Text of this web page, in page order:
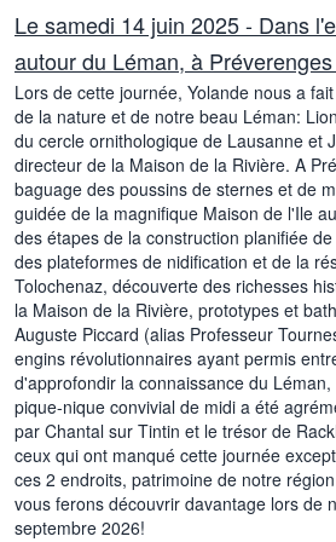
Le samedi 14 juin 2025 - Dans
autour du Léman, à
Lors de cette journée, Yolande nous a
de la nature et de notre beau Léman:
du cercle ornithologique de Lausanne et
directeur de la Maison de la Rivière. A
baguage des poussins de sternes et de
guidée de la magnifique Maison de l'Ile
des étapes de la construction planifiée
des plateformes de nidification et de la
Tolochenaz, découverte des richesses
la Maison de la Rivière, prototypes et
Auguste Piccard (alias Professeur
engins révolutionnaires ayant permis
d'approfondir la connaissance du
pique-nique convivial de midi a été
par Chantal sur Tintin et le trésor de
ceux qui ont manqué cette journée
ces 2 endroits, patrimoine de notre
vous ferons découvrir davantage lors de
septembre 2026!